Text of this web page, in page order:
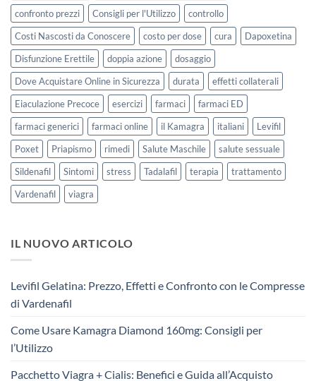
confronto prezzi
Consigli per l'Utilizzo
controllo
Costi Nascosti da Conoscere
costo per dose cura
Dapoxetina
Disfunzione Erettile
doppia azione
dosaggio
Dove Acquistare Online in Sicurezza
durata
effetti collaterali
Eiaculazione Precoce
esercizi farmaci
farmaci ED
farmaci generici
farmaci online il Kamagra italiani
Levifil
Poxet
Priapismo rimedi Salute Maschile
salute sessuale
Sildenafil
Sintomi stress Tadalafil terapia
trattamento
Vardenafil
viagra
IL NUOVO ARTICOLO
Levifil Gelatina: Prezzo, Effetti e Confronto con le Compresse
di Vardenafil
Come Usare Kamagra Diamond 160mg: Consigli per
l’Utilizzo
Pacchetto Viagra + Cialis: Benefici e Guida all’Acquisto